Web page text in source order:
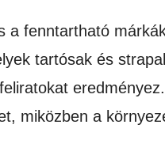
fenntartható
tartósak és
miközben a